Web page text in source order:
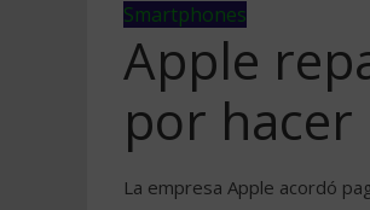
Smartphones
Apple
por hacer
La empresa Apple acordó